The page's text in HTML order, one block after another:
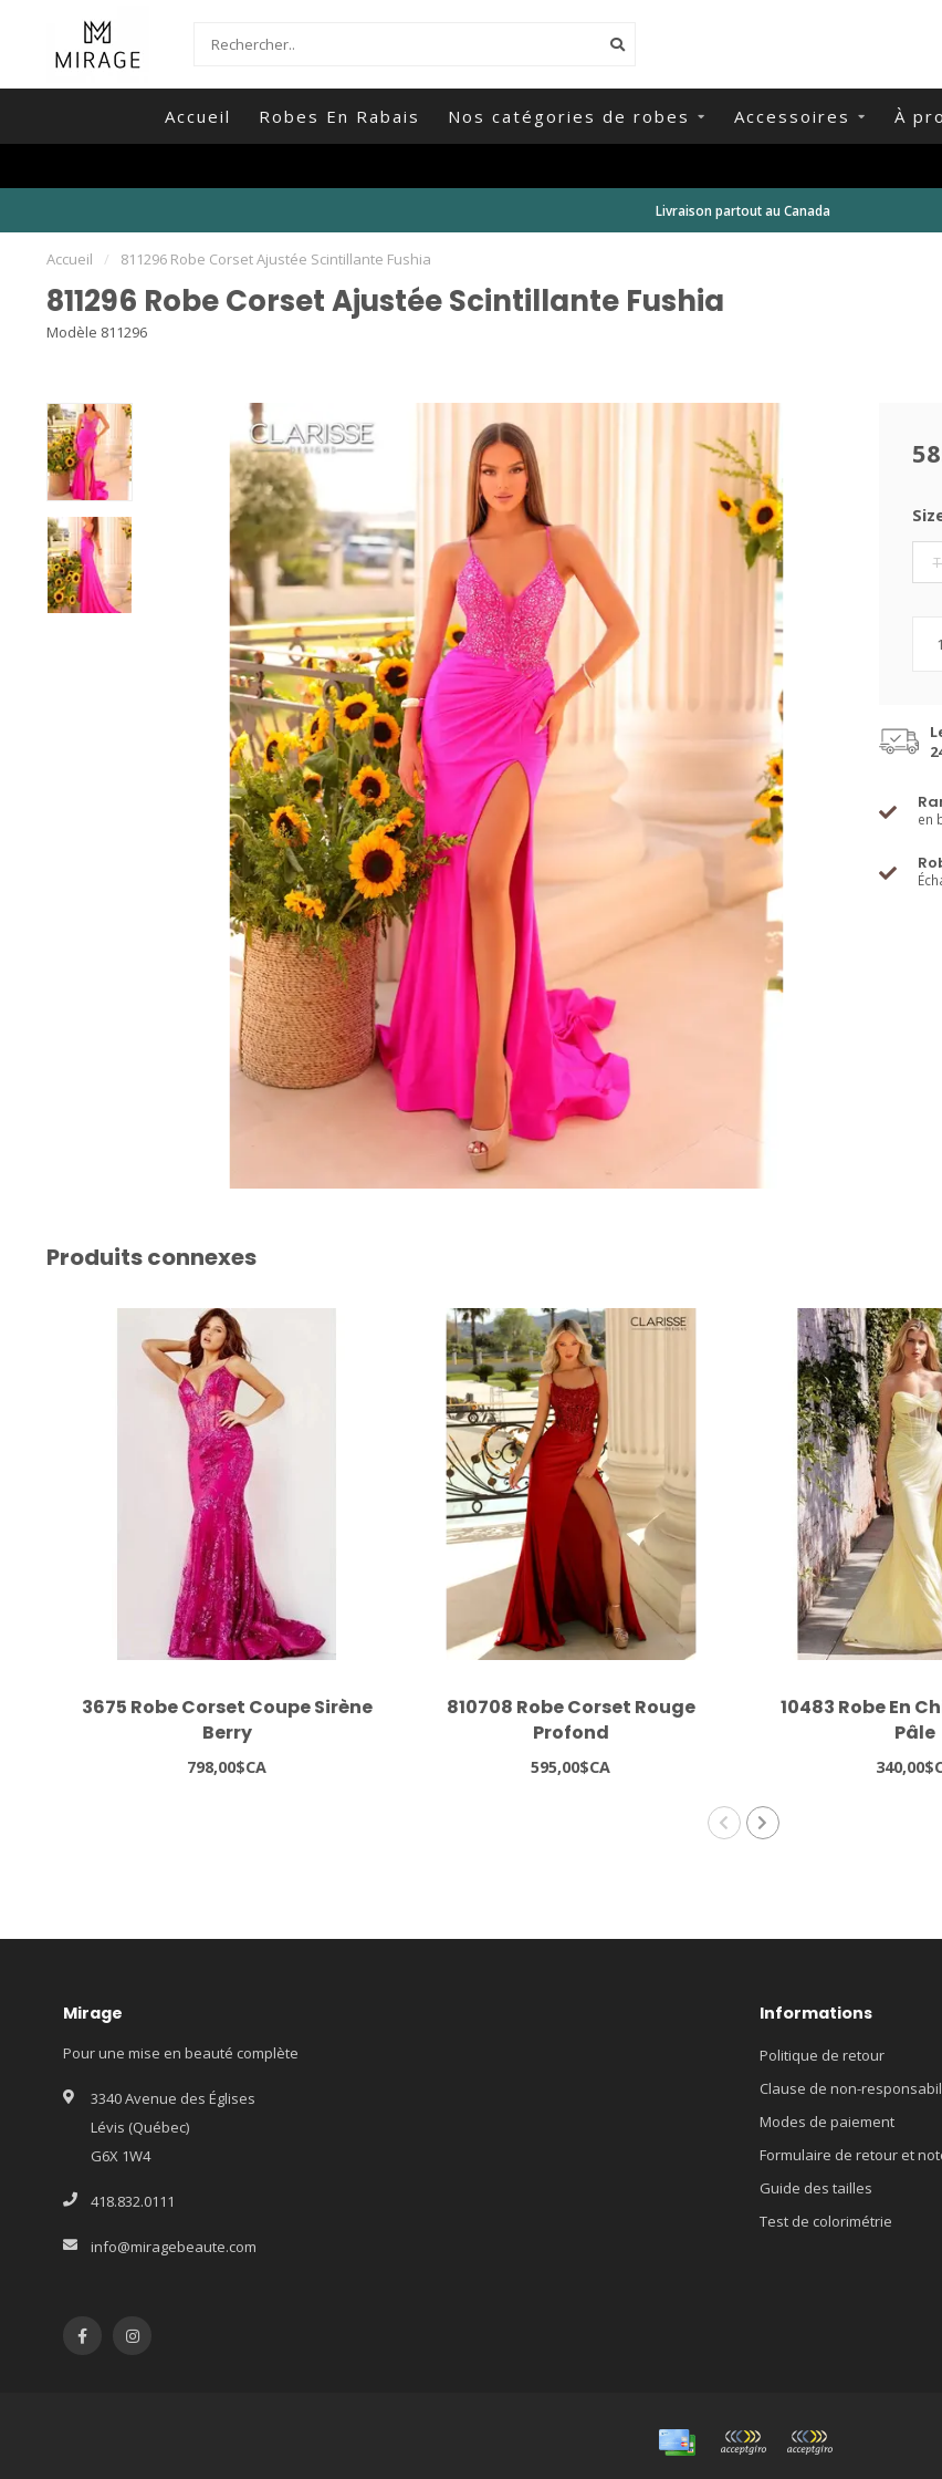
Accueil Robes En Rabais Nos catégories de robes Accessoires À
Livraison partout au Canada
Accueil / 811296 Robe Corset Ajustée Scintillante Fushia
811296 Robe Corset Ajustée Scintillante Fushia
Modèle 811296
en
Produits connexes
3675 Robe Corset Coupe Sirène
Berry
798,00$CA
810708 Robe Corset Rouge
Profond
595,00$CA
10483 Robe En
Pâle
Mirage
Pour une mise en beauté complète
3340 Avenue des Églises
Lévis (Québec)
G6X 1W4
418.832.0111
info@miragebeaute.com
Informations
Politique de retour
Clause de non-
Modes de paiement
Formulaire de retour et
Guide des tailles
Test de colorimétrie